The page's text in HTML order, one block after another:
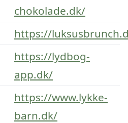
chokolade.dk/
https://
https://lydbog-
app.dk/
https://www.lykke-
barn.dk/